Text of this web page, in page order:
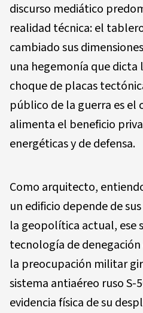
discurso mediático
realidad técnica: el
cambiado sus
una hegemonía que dicta
choque de placas
público de la guerra es
alimenta el beneficio
energéticas y de defensa.
Como arquitecto,
un edificio depende de
la geopolítica actual, ese
tecnología de
la preocupación militar
sistema antiaéreo ruso S-
evidencia física de su